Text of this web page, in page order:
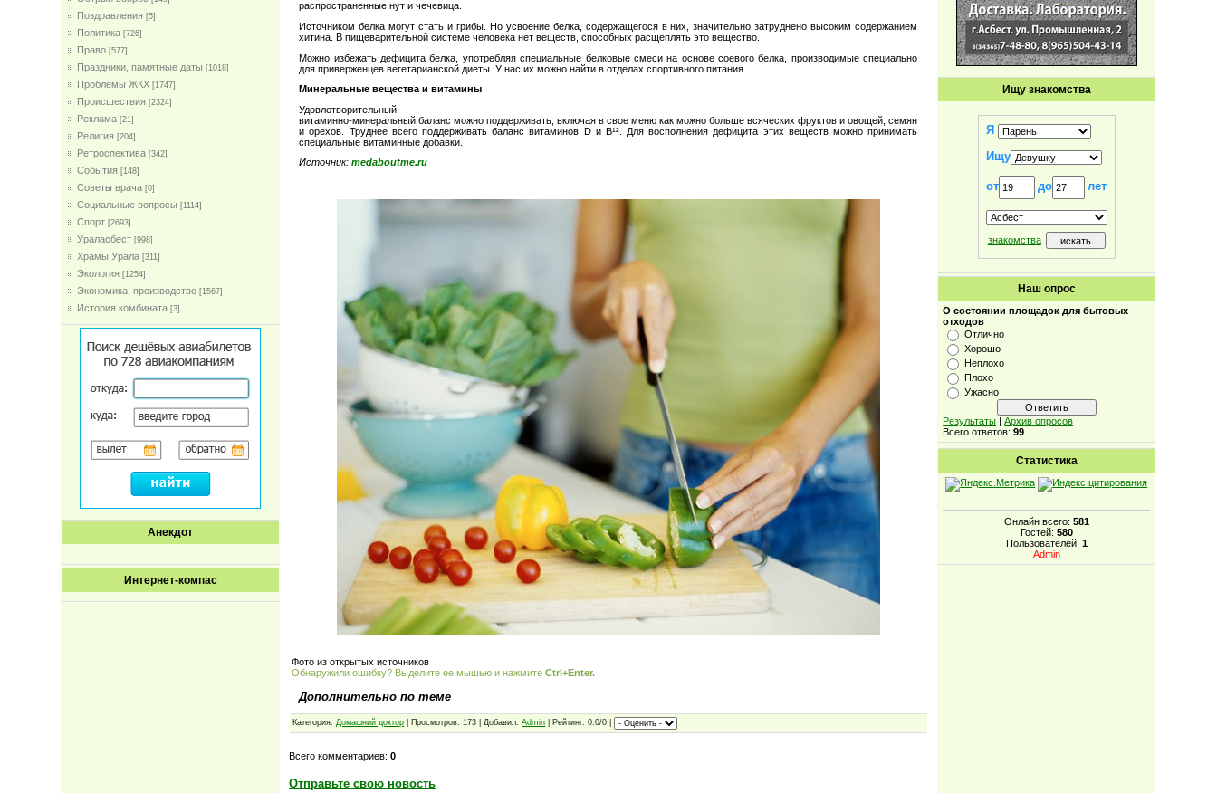
Поздравления [5]
Политика [726]
Право [577]
Праздники, памятные даты [1018]
Проблемы ЖКХ [1747]
Проиcшествия [2324]
Реклама [21]
Религия [204]
Ретроспектива [342]
События [148]
Советы врача [0]
Социальные вопросы [1114]
Спорт [2693]
Ураласбест [998]
Храмы Урала [311]
Экология [1254]
Экономика, производство [1567]
История комбината [3]
Анекдот
Интернет-компас
распространенные нут и чечевица.
Источником белка могут стать и грибы. Но усвоение белка, содержащегося в них, значительно затруднено высоким содержанием
хитина. В пищеварительной системе человека нет веществ, способных расщеплять это вещество.
Можно избежать дефицита белка, употребляя специальные белковые смеси на основе соевого белка, производимые специально
для приверженцев вегетарианской диеты. У нас их можно найти в отделах спортивного питания.
Минеральные вещества и витамины
Удовлетворительный
витаминно-минеральный баланс можно поддерживать, включая в свое меню как можно больше всяческих фруктов и овощей, семян
и орехов. Труднее всего поддерживать баланс витаминов D и В¹². Для восполнения дефицита этих веществ можно принимать
специальные витаминные добавки.
Источник:medaboutme.ru
Фото из открытых источников
Обнаружили ошибку? Выделите ее мышью и нажмитеCtrl+Enter.
Дополнительно по теме
Категория:Домашний доктор | Просмотров: 173 | Добавил:Admin | Рейтинг: 0.0/0 |
Всего комментариев:0
Отправьте свою новость
Ищу знакомства
Я
Ищу
от до лет
знакомства
Наш опрос
О состоянии площадок для бытовых
отходов
Отлично
Хорошо
Неплохо
Плохо
Ужасно
Результаты |Архив опросов
Всего ответов:99
Статистика
Онлайн всего: 581
Гостей: 580
Пользователей: 1
Admin